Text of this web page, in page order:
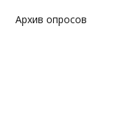
Архив опросов